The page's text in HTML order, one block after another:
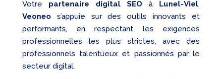
Votre partenaire digital SEO à Lunel-Viel,
Veoneo s’appuie sur des outils innovants et
performants, en respectant les exigences
professionnelles les plus strictes, avec des
professionnels talentueux et passionnés par le
secteur digital.